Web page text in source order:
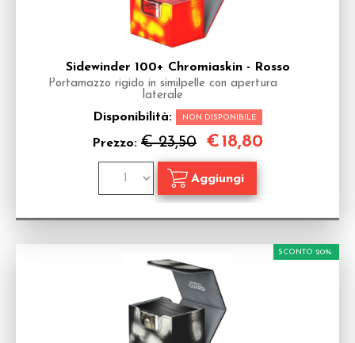
Sidewinder 100+ Chromiaskin - Rosso
Portamazzo rigido in similpelle con apertura
laterale
Disponibilità: NON DISPONIBILE
Prezzo: € 23,50 €18,80
SCONTO 20%